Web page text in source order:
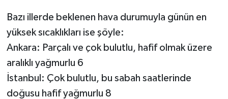
Bazı illerde beklenen hava durumuyla günün en
yüksek sıcaklıkları ise şöyle:
Ankara: Parçalı ve çok bulutlu, hafif olmak üzere
aralıklı yağmurlu 6
İstanbul: Çok bulutlu, bu sabah saatlerinde
doğusu hafif yağmurlu 8